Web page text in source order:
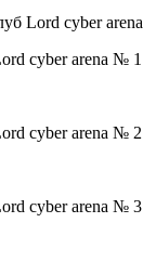
Lord cyber arena